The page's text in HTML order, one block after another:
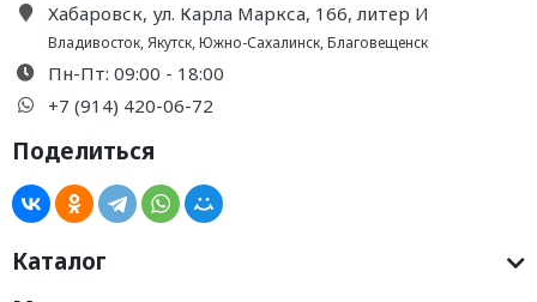
Хабаровск, ул. Карла Маркса, 166, литер И
Владивосток,Якутск,Южно-Сахалинск,Благовещенск
Пн-Пт: 09:00 - 18:00
+7 (914) 420-06-72
Поделиться
Каталог